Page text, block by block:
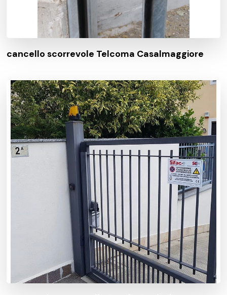
cancello scorrevole Telcoma Casalmaggiore